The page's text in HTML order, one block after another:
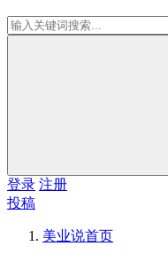
登录 注册
投稿
美业说首页